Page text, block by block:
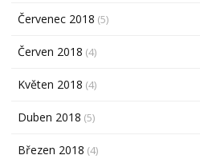
Červenec 2018 (5)
Červen 2018 (4)
Květen 2018 (4)
Duben 2018 (5)
Březen 2018 (4)